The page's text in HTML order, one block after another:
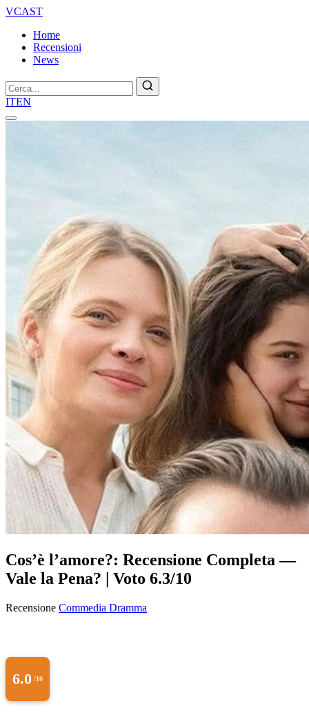
VCAST
Home
Recensioni
News
Cerca
ITEN
Cos’è l’amore?: Recensione Completa —
Vale la Pena? | Voto 6.3/10
Recensione Commedia Dramma
6.0 /10